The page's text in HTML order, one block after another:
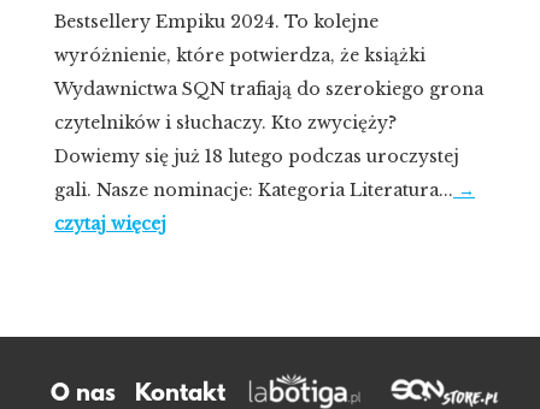
Bestsellery Empiku 2024. To kolejne
wyróżnienie, które potwierdza, że książki
Wydawnictwa SQN trafiają do szerokiego grona
czytelników i słuchaczy. Kto zwycięży?
Dowiemy się już 18 lutego podczas uroczystej
gali. Nasze nominacje: Kategoria Literatura... →
czytaj więcej
O nas Kontakt